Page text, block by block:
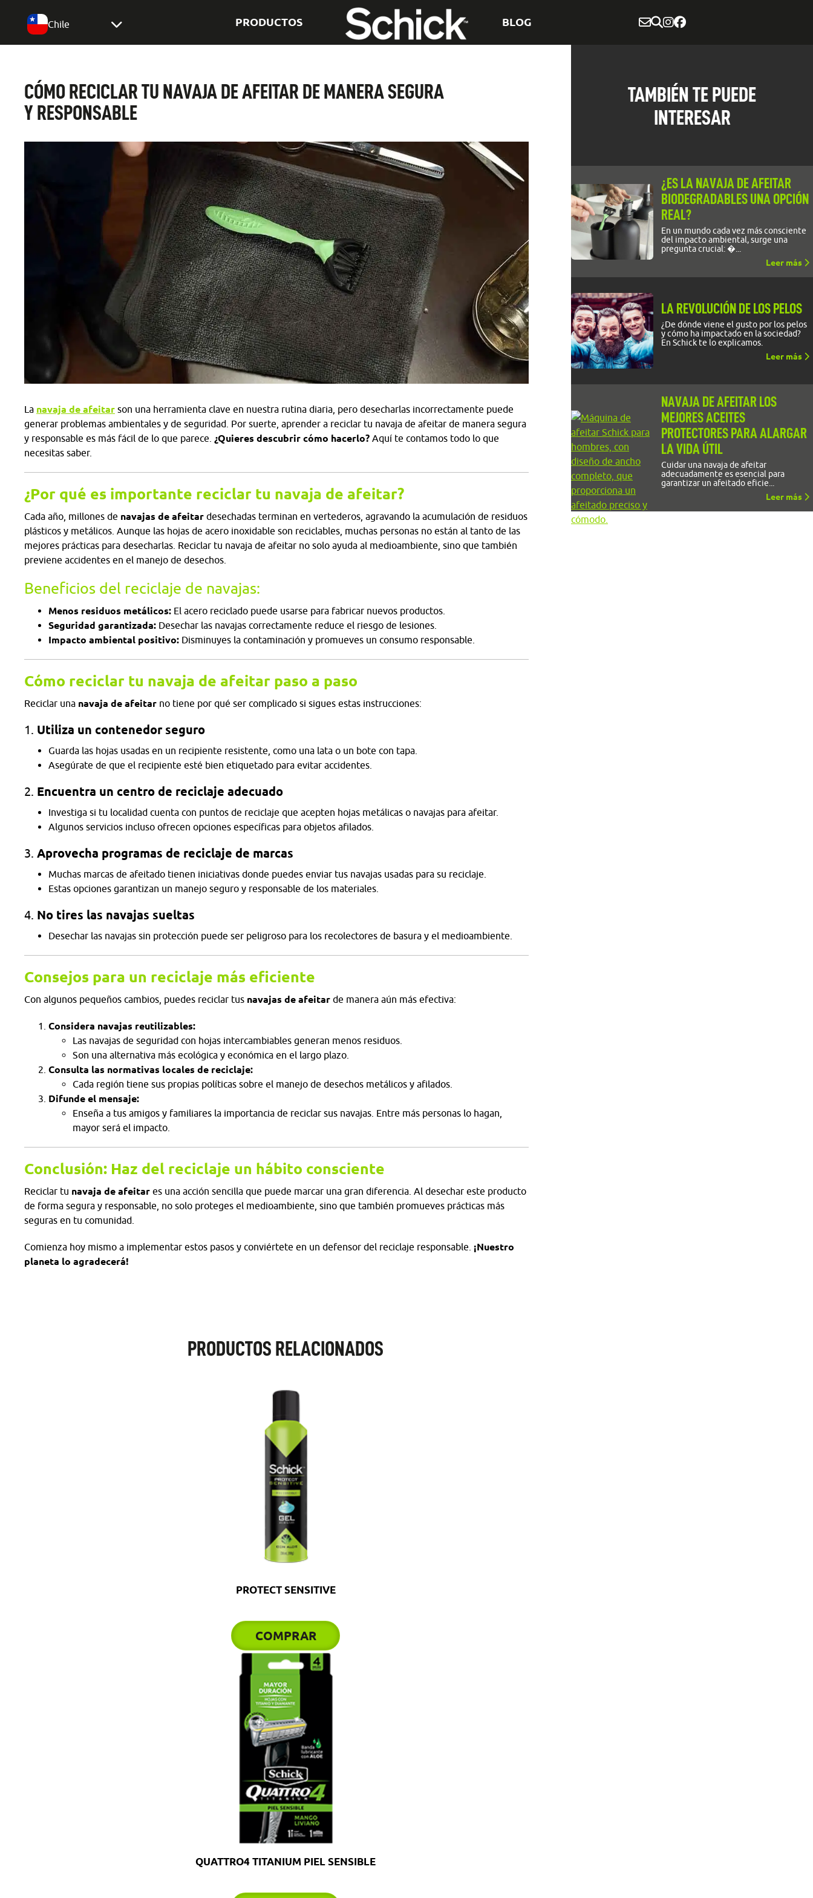
Chile PRODUCTOS BLOG
CÓMO RECICLAR TU NAVAJA DE AFEITAR DE MANERA SEGURA
Y RESPONSABLE
La navaja de afeitar son una herramienta clave en nuestra rutina diaria, pero desecharlas incorrectamente puede
generar problemas ambientales y de seguridad. Por suerte, aprender a reciclar tu navaja de afeitar de manera segura
y responsable es más fácil de lo que parece. ¿Quieres descubrir cómo hacerlo? Aquí te contamos todo lo que
necesitas saber.
¿Por qué es importante reciclar tu navaja de afeitar?
Cada año, millones de navajas de afeitar desechadas terminan en vertederos, agravando la acumulación de residuos
plásticos y metálicos. Aunque las hojas de acero inoxidable son reciclables, muchas personas no están al tanto de las
mejores prácticas para desecharlas. Reciclar tu navaja de afeitar no solo ayuda al medioambiente, sino que también
previene accidentes en el manejo de desechos.
Beneficios del reciclaje de navajas:
Menos residuos metálicos: El acero reciclado puede usarse para fabricar nuevos productos.
Seguridad garantizada: Desechar las navajas correctamente reduce el riesgo de lesiones.
Impacto ambiental positivo: Disminuyes la contaminación y promueves un consumo responsable.
Cómo reciclar tu navaja de afeitar paso a paso
Reciclar una navaja de afeitar no tiene por qué ser complicado si sigues estas instrucciones:
1. Utiliza un contenedor seguro
Guarda las hojas usadas en un recipiente resistente, como una lata o un bote con tapa.
Asegúrate de que el recipiente esté bien etiquetado para evitar accidentes.
2. Encuentra un centro de reciclaje adecuado
Investiga si tu localidad cuenta con puntos de reciclaje que acepten hojas metálicas o navajas para afeitar.
Algunos servicios incluso ofrecen opciones específicas para objetos afilados.
3. Aprovecha programas de reciclaje de marcas
Muchas marcas de afeitado tienen iniciativas donde puedes enviar tus navajas usadas para su reciclaje.
Estas opciones garantizan un manejo seguro y responsable de los materiales.
4. No tires las navajas sueltas
Desechar las navajas sin protección puede ser peligroso para los recolectores de basura y el medioambiente.
Consejos para un reciclaje más eficiente
Con algunos pequeños cambios, puedes reciclar tus navajas de afeitar de manera aún más efectiva:
Considera navajas reutilizables:
Las navajas de seguridad con hojas intercambiables generan menos residuos.
Son una alternativa más ecológica y económica en el largo plazo.
Consulta las normativas locales de reciclaje:
Cada región tiene sus propias políticas sobre el manejo de desechos metálicos y afilados.
Difunde el mensaje:
Enseña a tus amigos y familiares la importancia de reciclar sus navajas. Entre más personas lo hagan,
mayor será el impacto.
Conclusión: Haz del reciclaje un hábito consciente
Reciclar tu navaja de afeitar es una acción sencilla que puede marcar una gran diferencia. Al desechar este producto
de forma segura y responsable, no solo proteges el medioambiente, sino que también promueves prácticas más
seguras en tu comunidad.
Comienza hoy mismo a implementar estos pasos y conviértete en un defensor del reciclaje responsable. ¡Nuestro
planeta lo agradecerá!
PRODUCTOS RELACIONADOS
PROTECT SENSITIVE
COMPRAR
QUATTRO4 TITANIUM PIEL SENSIBLE
TAMBIÉN TE PUEDE
INTERESAR
¿ES LA NAVAJA DE AFEITAR
BIODEGRADABLES UNA OPCIÓN
REAL?
En un mundo cada vez más consciente
del impacto ambiental, surge una
pregunta crucial: �...
Leer más
LA REVOLUCIÓN DE LOS PELOS
¿De dónde viene el gusto por los pelos
y cómo ha impactado en la sociedad?
En Schick te lo explicamos.
Leer más
NAVAJA DE AFEITAR LOS
MEJORES ACEITES
PROTECTORES PARA ALARGAR
LA VIDA ÚTIL
Cuidar una navaja de afeitar
adecuadamente es esencial para
garantizar un afeitado eficie...
Leer más